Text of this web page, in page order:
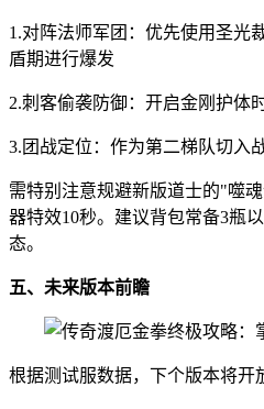
1.对阵法师军团：优先使用圣光
盾期进行爆发
2.刺客偷袭防御：开启金刚护体
3.团战定位：作为第二梯队切入
需特别注意规避新版道士的"噬
器特效10秒。建议背包常备3瓶
态。
五、未来版本前瞻
根据测试服数据，下个版本将开